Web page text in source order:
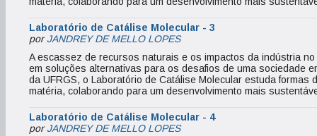
Laboratório de Catálise Molecular - 3
porJANDREY DE MELLO LOPES
A escassez de recursos naturais e os impactos da indústria
em soluções alternativas para os desafios de uma sociedade
da UFRGS, o Laboratório de Catálise Molecular estuda
matéria, colaborando para um desenvolvimento mais
Laboratório de Catálise Molecular - 4
porJANDREY DE MELLO LOPES